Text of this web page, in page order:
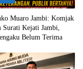
Muaro Jambi: Komjak
Kejati Jambi,
Belum Terima